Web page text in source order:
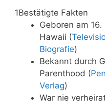
1Bestätigte Fakten
Geboren am
Hawaii (
Biografie)
Bekannt durch
Parenthood (
Verlag)
War nie